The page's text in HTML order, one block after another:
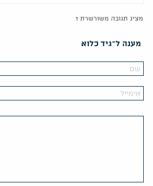
מציג תגובה משורשרת 1
מענה ל־גיד כלוא